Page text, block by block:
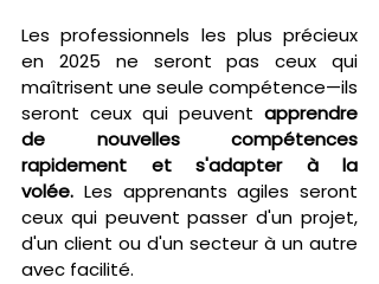
Les professionnels les plus précieux
en 2025 ne seront pas ceux qui
maîtrisent une seule compétence—ils
seront ceux qui peuvent apprendre
de nouvelles compétences
rapidement et s'adapter à la
volée. Les apprenants agiles seront
ceux qui peuvent passer d'un projet,
d'un client ou d'un secteur à un autre
avec facilité.